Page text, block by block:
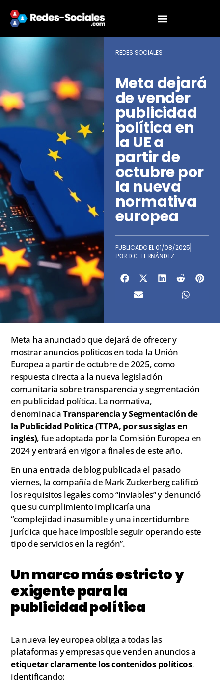
REDES SOCIALES
Meta dejará
de vender
publicidad
política en
la UE a
partir de
octubre por
la nueva
normativa
europea
PUBLICADO EL 01/08/2025
POR D C. FERNÁNDEZ
Meta ha anunciado que dejará de ofrecer y
mostrar anuncios políticos en toda la Unión
Europea a partir de octubre de 2025, como
respuesta directa a la nueva legislación
comunitaria sobre transparencia y segmentación
en publicidad política. La normativa,
denominadaTransparencia y Segmentación de
la Publicidad Política (TTPA, por sus siglas en
inglés), fue adoptada por la Comisión Europea en
2024 y entrará en vigor a finales de este año.
En una entrada de blog publicada el pasado
viernes, la compañía de Mark Zuckerberg calificó
los requisitos legales como “inviables” y denunció
que su cumplimiento implicaría una
“complejidad inasumible y una incertidumbre
jurídica que hace imposible seguir operando este
tipo de servicios en la región”.
Un marco más estricto y
exigente para la
publicidad política
La nueva ley europea obliga a todas las
plataformas y empresas que venden anuncios a
etiquetar claramente los contenidos políticos,
identificando: